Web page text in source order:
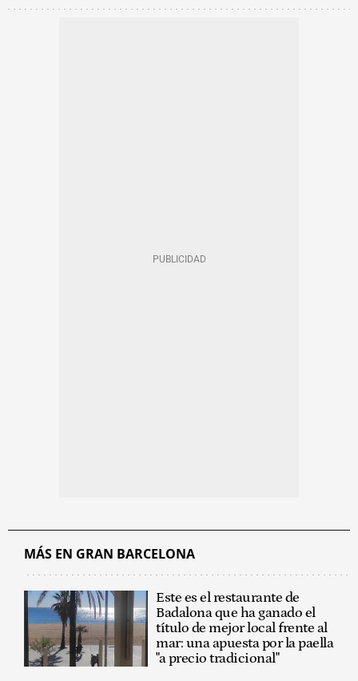
MÁS EN GRAN BARCELONA
Este es el restaurante de
Badalona que ha ganado el
título de mejor local frente al
mar: una apuesta por la paella
"a precio tradicional"